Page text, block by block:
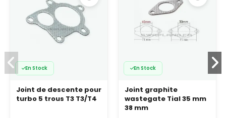
En Stock
Joint de descente pour
turbo 5 trous T3 T3/T4
En Stock
Joint graphite
wastegate Tial 35 mm
38 mm